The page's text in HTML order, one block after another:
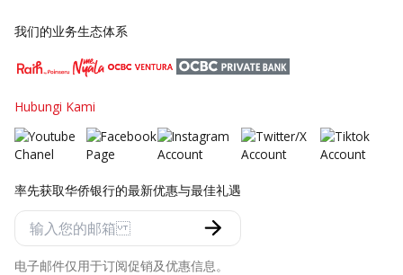
我们的业务生态体系
Hubungi Kami
率先获取华侨银行的最新优惠与最佳礼遇
电子邮件仅用于订阅促销及优惠信息。